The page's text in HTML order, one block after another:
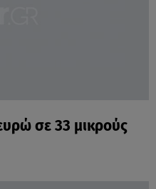
σε 33 μικρούς